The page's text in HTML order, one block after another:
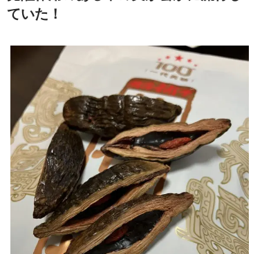
ていた！